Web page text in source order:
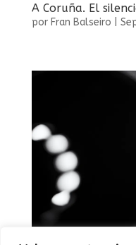
A Coruña. El
por Fran Balseiro